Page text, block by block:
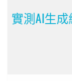
實測AI生